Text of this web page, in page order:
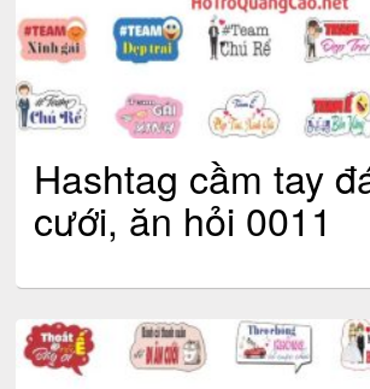
Hashtag cầm tay
cưới, ăn hỏi 0011